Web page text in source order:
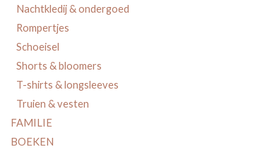
Nachtkledij & ondergoed
Rompertjes
Schoeisel
Shorts & bloomers
T-shirts & longsleeves
Truien & vesten
FAMILIE
BOEKEN